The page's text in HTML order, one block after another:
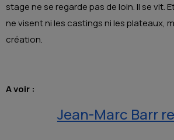
stage ne se regarde pas de loin. Il se
ne visent ni les castings ni les plateaux,
création.
A voir :
Jean-Marc Barr